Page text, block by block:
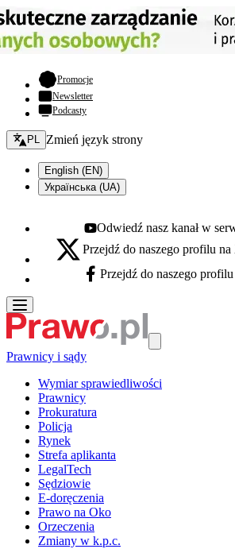
Promocje- otwiera się w nowej karcie
Newsletter
Podcasty
Zmień język - bieżący:
PL Zmień język strony
English (EN)
Українська (UA)
Youtube - otwiera się w nowej karcie
Odwiedź nasz kanał w
X - otwiera się w nowej karcie
Przejdź do naszego profilu
Facebook - otwiera się w nowej karcie
Przejdź do naszego
Prawnicy i sądy
Wymiar sprawiedliwości
Prawnicy
Prokuratura
Policja
Rynek
Strefa aplikanta
LegalTech
Sędziowie
E-doręczenia
Prawo na Oko
Orzeczenia
Zmiany w k.p.c.